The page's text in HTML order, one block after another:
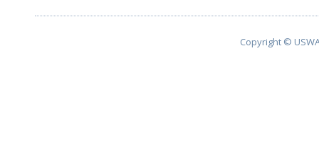
Copyright ©